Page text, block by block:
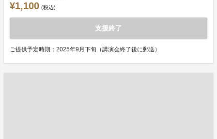
¥1,100 (税込)
支援終了
ご提供予定時期：2025年9月下旬（講演会終了後に郵送）